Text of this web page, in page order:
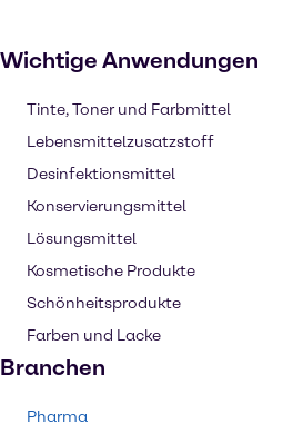
Wichtige Anwendungen
Tinte, Toner und Farbmittel
Lebensmittelzusatzstoff
Desinfektionsmittel
Konservierungsmittel
Lösungsmittel
Kosmetische Produkte
Schönheitsprodukte
Farben und Lacke
Branchen
Pharma